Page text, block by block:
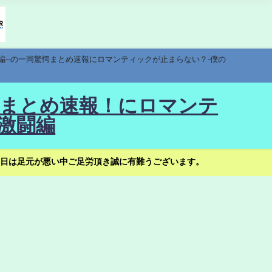
の一同驚愕まとめ速報にロマンティックが止まらない？-僕の
とめ速報！にロマンテ
闘編
足元が悪い中ご足労頂き誠に有難うございます。